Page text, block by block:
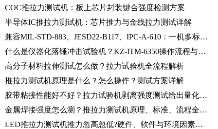
COC推拉力测试机：板上芯片封装键合强度检测方案
半导体IC推拉力测试机：芯片推力与金线拉力测试详解
兼容MIL-STD-883、JESD22-B117、IPC-A-610：一机多标焊接强度检测系统
什么是仪器化落锤冲击试验机？KZ-ITM-6350操作流程与数据采集全解析
高分子材料拉伸测试怎么做？拉力试验机全流程解析
推拉力测试机原理是什么？怎么操作？测试方案详解
胶带粘接性能好不好？拉力试验机剥离强度测试给出量化标准
金属焊接强度怎么测？推拉力测试机原理、标准、流程全解读
LED推拉力测试机推力忽高忽低?硬件、软件与环境因素全解析